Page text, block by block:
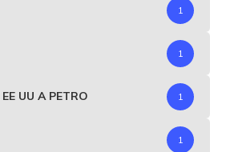
1
1
UU A PETRO 1
1